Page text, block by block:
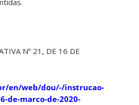
Nº 21, DE 16 DE
en/web/dou/-/instrucao-
de-marco-de-2020-